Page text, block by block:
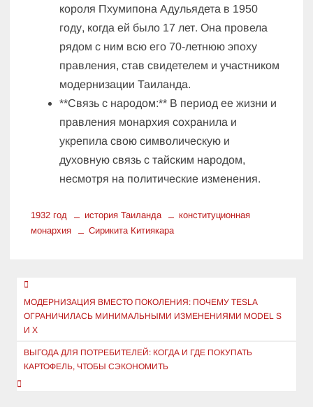
короля Пхумипона Адульядета в 1950
году, когда ей было 17 лет. Она провела
рядом с ним всю его 70-летнюю эпоху
правления, став свидетелем и участником
модернизации Таиланда.
**Связь с народом:** В период ее жизни и
правления монархия сохранила и
укрепила свою символическую и
духовную связь с тайским народом,
несмотря на политические изменения.
1932 год история Таиланда
конституционная
монархия
Сирикита Китиякара
Навигация
по
записям
МОДЕРНИЗАЦИЯ ВМЕСТО ПОКОЛЕНИЯ: ПОЧЕМУ TESLA
ОГРАНИЧИЛАСЬ МИНИМАЛЬНЫМИ ИЗМЕНЕНИЯМИ MODEL S
И X
ВЫГОДА ДЛЯ ПОТРЕБИТЕЛЕЙ: КОГДА И ГДЕ ПОКУПАТЬ
КАРТОФЕЛЬ, ЧТОБЫ СЭКОНОМИТЬ